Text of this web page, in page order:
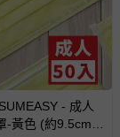
- 成人
-黃色 (約9.5cm x